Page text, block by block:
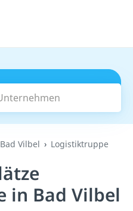
Suchen
Bad Vilbel Logistiktruppe
in Bad Vilbel